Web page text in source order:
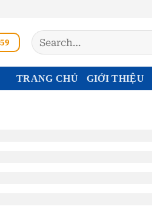
Search
for:
TRANG CHỦ GIỚI THIỆU